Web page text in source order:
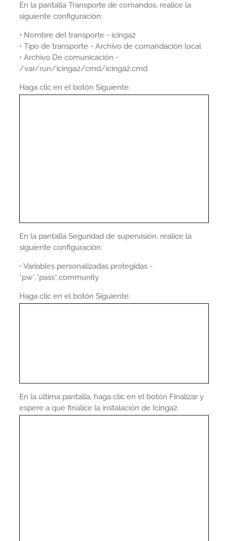
En la pantalla Transporte de comandos, realice la
siguiente configuración:
• Nombre del transporte - icinga2
• Tipo de transporte - Archivo de comandación local
• Archivo De comunicación -
/var/run/icinga2/cmd/icinga2.cmd
Haga clic en el botón Siguiente.
En la pantalla Seguridad de supervisión, realice la
siguiente configuración:
• Variables personalizadas protegidas -
*pw*,*pass*,community
Haga clic en el botón Siguiente.
En la última pantalla, haga clic en el botón Finalizar y
espere a que finalice la instalación de Icinga2.